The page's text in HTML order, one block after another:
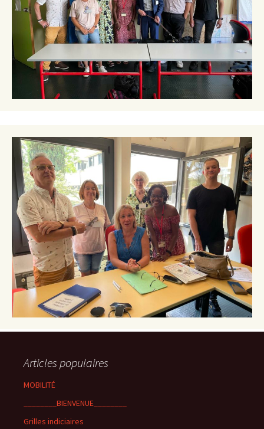
Articles populaires
MOBILITÉ
________BIENVENUE________
Grilles indiciaires